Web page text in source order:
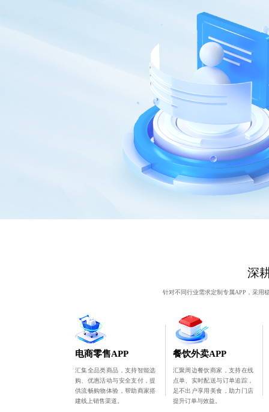
深
针对不同行业需求定制专属APP，采用
电商零售APP
汇集全品类商品，支持智能选
购、优惠活动与安全支付，提
供流畅购物体验，帮助商家搭
建线上销售渠道。
餐饮外卖APP
汇聚周边餐饮商家，支持在线
点单、实时配送与订单追踪，
足不出户享用美食，助力门店
提升订单与效益。